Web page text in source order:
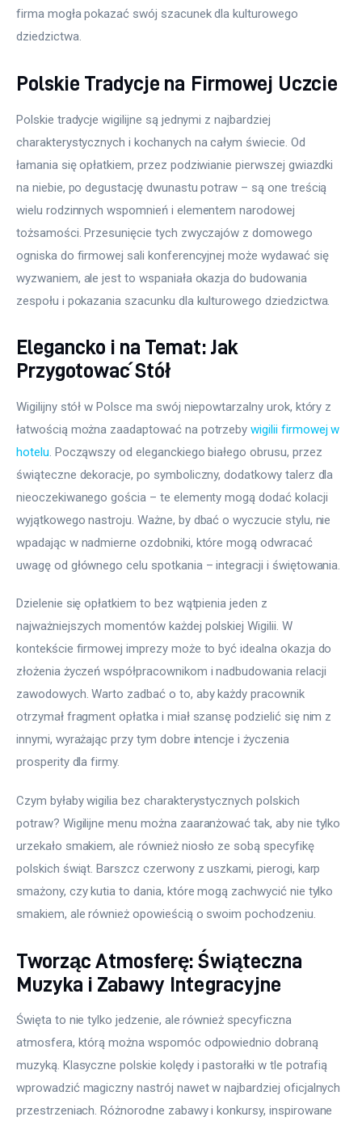
firma mogła pokazać swój szacunek dla kulturowego
dziedzictwa.
Polskie Tradycje na Firmowej Uczcie
Polskie tradycje wigilijne są jednymi z najbardziej
charakterystycznych i kochanych na całym świecie. Od
łamania się opłatkiem, przez podziwianie pierwszej gwiazdki
na niebie, po degustację dwunastu potraw – są one treścią
wielu rodzinnych wspomnień i elementem narodowej
tożsamości. Przesunięcie tych zwyczajów z domowego
ogniska do firmowej sali konferencyjnej może wydawać się
wyzwaniem, ale jest to wspaniała okazja do budowania
zespołu i pokazania szacunku dla kulturowego dziedzictwa.
Elegancko i na Temat: Jak
Przygotować Stół
Wigilijny stół w Polsce ma swój niepowtarzalny urok, który z
łatwością można zaadaptować na potrzeby wigilii firmowej w
hotelu. Począwszy od eleganckiego białego obrusu, przez
świąteczne dekoracje, po symboliczny, dodatkowy talerz dla
nieoczekiwanego gościa – te elementy mogą dodać kolacji
wyjątkowego nastroju. Ważne, by dbać o wyczucie stylu, nie
wpadając w nadmierne ozdobniki, które mogą odwracać
uwagę od głównego celu spotkania – integracji i świętowania.
Dzielenie się opłatkiem to bez wątpienia jeden z
najważniejszych momentów każdej polskiej Wigilii. W
kontekście firmowej imprezy może to być idealna okazja do
złożenia życzeń współpracownikom i nadbudowania relacji
zawodowych. Warto zadbać o to, aby każdy pracownik
otrzymał fragment opłatka i miał szansę podzielić się nim z
innymi, wyrażając przy tym dobre intencje i życzenia
prosperity dla firmy.
Czym byłaby wigilia bez charakterystycznych polskich
potraw? Wigilijne menu można zaaranżować tak, aby nie tylko
urzekało smakiem, ale również niosło ze sobą specyfikę
polskich świąt. Barszcz czerwony z uszkami, pierogi, karp
smażony, czy kutia to dania, które mogą zachwycić nie tylko
smakiem, ale również opowieścią o swoim pochodzeniu.
Tworząc Atmosferę: Świąteczna
Muzyka i Zabawy Integracyjne
Święta to nie tylko jedzenie, ale również specyficzna
atmosfera, którą można wspomóc odpowiednio dobraną
muzyką. Klasyczne polskie kolędy i pastorałki w tle potrafią
wprowadzić magiczny nastrój nawet w najbardziej oficjalnych
przestrzeniach. Różnorodne zabawy i konkursy, inspirowane